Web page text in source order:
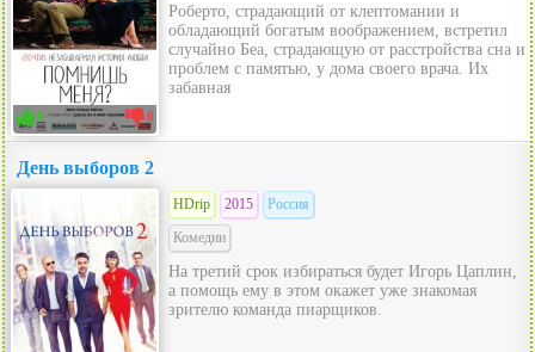
0 0
Роберто, страдающий от клептомании и
обладающий богатым воображением, встретил
случайно Беа, страдающую от расстройства сна и
проблем с памятью, у дома своего врача. Их
забавная
День выборов 2
HDrip 2015
Россия
Комедии
На третий срок избираться будет Игорь Цаплин,
а помощь ему в этом окажет уже знакомая
зрителю команда пиарщиков.